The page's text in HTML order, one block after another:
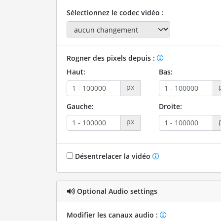
Sélectionnez le codec vidéo :
Rogner des pixels depuis :
Haut:
px
Bas:
Gauche:
px
Droite:
Désentrelacer la vidéo
Optional Audio settings
Modifier les canaux audio :